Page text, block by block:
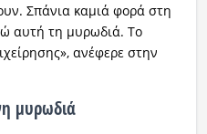
Σπάνια καμιά φορά στη
αυτή τη μυρωδιά. Το
ανέφερε στην
μυρωδιά